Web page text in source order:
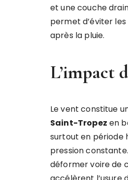
et une couche
permet d’éviter
après la pluie.
L’impact
Le vent constitue
Saint-Tropez en
surtout en période
pression
déformer voire de